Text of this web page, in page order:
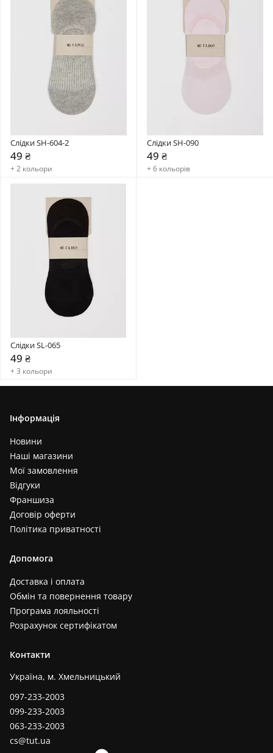
Слідки SH-604-2
49 ₴
+ 2 кольори
Слідки SH-090
49 ₴
+ 6 кольорів
Слідки SL-065
49 ₴
+ 3 кольори
Інформація
Новини
Наші магазини
Мої замовлення
Відгуки
Франшиза
Договір оферти
Політика приватності
Допомога
Доставка і оплата
Обмін та повернення товару
Програма лояльності
Розрахунок сертифікатом
Контакти
Україна, м. Хмельницький
097-233-2003
099-233-2003
063-233-2003
cs@tut.ua